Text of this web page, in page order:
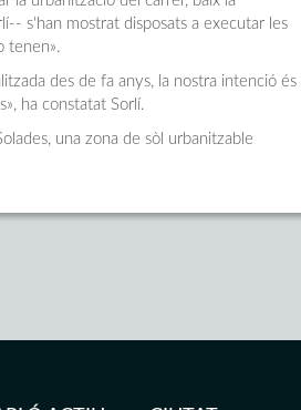
s'han mostrat disposats a executar les
tenen».
des de fa anys, la nostra intenció és
ha constatat Sorlí.
una zona de sòl urbanitzable